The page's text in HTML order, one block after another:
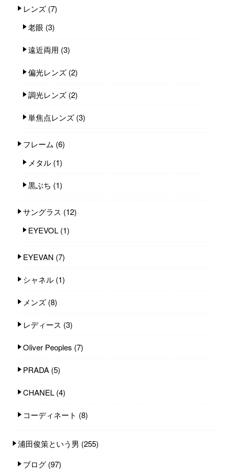
レンズ (7)
老眼 (3)
遠近両用 (3)
偏光レンズ (2)
調光レンズ (2)
単焦点レンズ (3)
フレーム (6)
メタル (1)
黒ぶち (1)
サングラス (12)
EYEVOL (1)
EYEVAN (7)
シャネル (1)
メンズ (8)
レディース (3)
Oliver Peoples (7)
PRADA (5)
CHANEL (4)
コーディネート (8)
浦田俊策という男 (255)
ブログ (97)